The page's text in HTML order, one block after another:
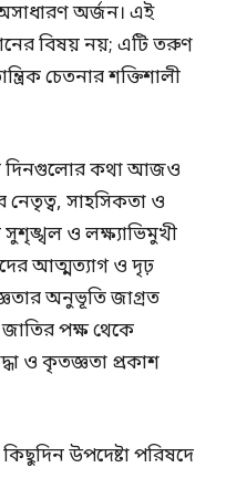
অর্জন। এই
বিষয় নয়; এটি তরুণ
চেতনার শক্তিশালী
দিনগুলোর কথা আজও
সাহসিকতা ও
ও লক্ষ্যাভিমুখী
আত্মত্যাগ ও দৃঢ়
অনুভূতি জাগ্রত
পক্ষ থেকে
ও কৃতজ্ঞতা প্রকাশ
উপদেষ্টা পরিষদে